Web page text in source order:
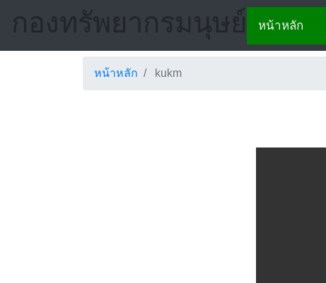
กองทรัพยากรมนุษย์ หน้าหลัก
หน้าหลัก kukm